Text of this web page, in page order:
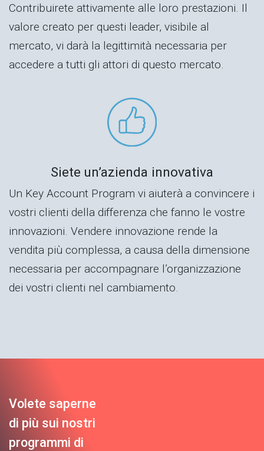
Contribuirete attivamente alle loro prestazioni. Il
valore creato per questi leader, visibile al
mercato, vi darà la legittimità necessaria per
accedere a tutti gli attori di questo mercato.
Siete un’azienda innovativa
Un Key Account Program vi aiuterà a convincere i
vostri clienti della differenza che fanno le vostre
innovazioni. Vendere innovazione rende la
vendita più complessa, a causa della dimensione
necessaria per accompagnare l’organizzazione
dei vostri clienti nel cambiamento.
Volete saperne
di più sui nostri
programmi di